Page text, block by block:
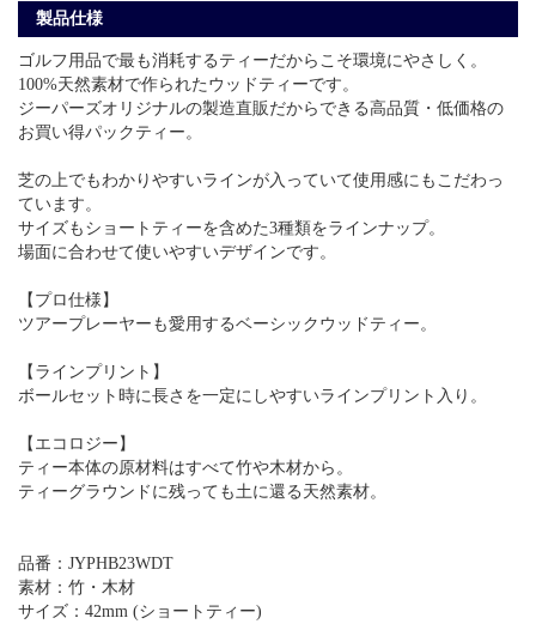
製品仕様
ゴルフ用品で最も消耗するティーだからこそ環境にやさしく。
100%天然素材で作られたウッドティーです。
ジーパーズオリジナルの製造直販だからできる高品質・低価格の
お買い得パックティー。
芝の上でもわかりやすいラインが入っていて使用感にもこだわっ
ています。
サイズもショートティーを含めた3種類をラインナップ。
場面に合わせて使いやすいデザインです。
【プロ仕様】
ツアープレーヤーも愛用するベーシックウッドティー。
【ラインプリント】
ボールセット時に長さを一定にしやすいラインプリント入り。
【エコロジー】
ティー本体の原材料はすべて竹や木材から。
ティーグラウンドに残っても土に還る天然素材。
品番：JYPHB23WDT
素材：竹・木材
サイズ：42mm (ショートティー)